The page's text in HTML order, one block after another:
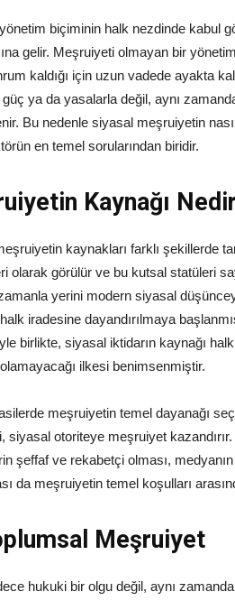
biçiminin halk nezdinde kabul
gelir. Meşruiyeti olmayan bir
kaldığı için uzun vadede ayakta
güç ya da yasalarla değil, aynı
Bu nedenle siyasal meşruiyetin
en temel sorularından biridir.
Kaynağı Nedir
kaynakları farklı şekillerde
olarak görülür ve bu kutsal statüleri
zamanla yerini modern siyasal
iradesine dayandırılmaya
birlikte, siyasal iktidarın kaynağı
ilkesi benimsenmiştir.
meşruiyetin temel dayanağı
siyasal otoriteye meşruiyet
şeffaf ve rekabetçi olması, medyanın
da meşruiyetin temel koşulları
Meşruiyet
hukuki bir olgu değil, aynı